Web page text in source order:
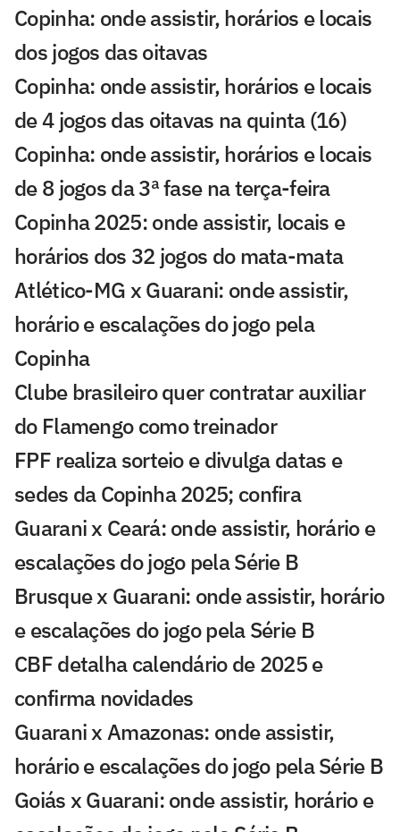
Copinha: onde assistir, horários e locais
dos jogos das oitavas
Copinha: onde assistir, horários e locais
de 4 jogos das oitavas na quinta (16)
Copinha: onde assistir, horários e locais
de 8 jogos da 3ª fase na terça-feira
Copinha 2025: onde assistir, locais e
horários dos 32 jogos do mata-mata
Atlético-MG x Guarani: onde assistir,
horário e escalações do jogo pela
Copinha
Clube brasileiro quer contratar auxiliar
do Flamengo como treinador
FPF realiza sorteio e divulga datas e
sedes da Copinha 2025; confira
Guarani x Ceará: onde assistir, horário e
escalações do jogo pela Série B
Brusque x Guarani: onde assistir, horário
e escalações do jogo pela Série B
CBF detalha calendário de 2025 e
confirma novidades
Guarani x Amazonas: onde assistir,
horário e escalações do jogo pela Série B
Goiás x Guarani: onde assistir, horário e